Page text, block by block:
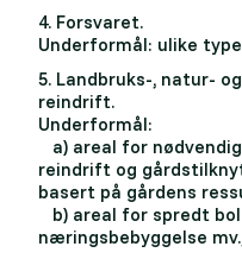
4. Forsvaret.
Underformål: ulike
5. Landbruks-, natur-
reindrift.
Underformål:
a) areal for
reindrift og
basert på gårdens
b) areal for spredt
næringsbebyggelse